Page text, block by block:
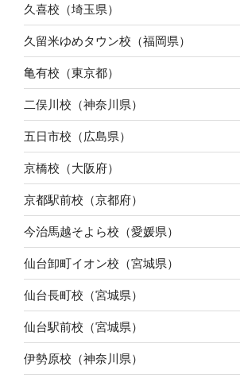
久喜校（埼玉県）
久留米ゆめタウン校（福岡県）
亀有校（東京都）
二俣川校（神奈川県）
五日市校（広島県）
京橋校（大阪府）
京都駅前校（京都府）
今治馬越そよら校（愛媛県）
仙台卸町イオン校（宮城県）
仙台長町校（宮城県）
仙台駅前校（宮城県）
伊勢原校（神奈川県）